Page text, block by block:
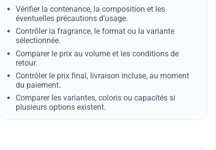
Vérifier la contenance, la composition et les
éventuelles précautions d’usage.
Contrôler la fragrance, le format ou la variante
sélectionnée.
Comparer le prix au volume et les conditions de
retour.
Contrôler le prix final, livraison incluse, au moment
du paiement.
Comparer les variantes, coloris ou capacités si
plusieurs options existent.